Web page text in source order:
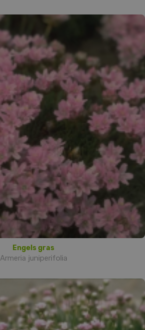
Engels gras
Armeria juniperifolia